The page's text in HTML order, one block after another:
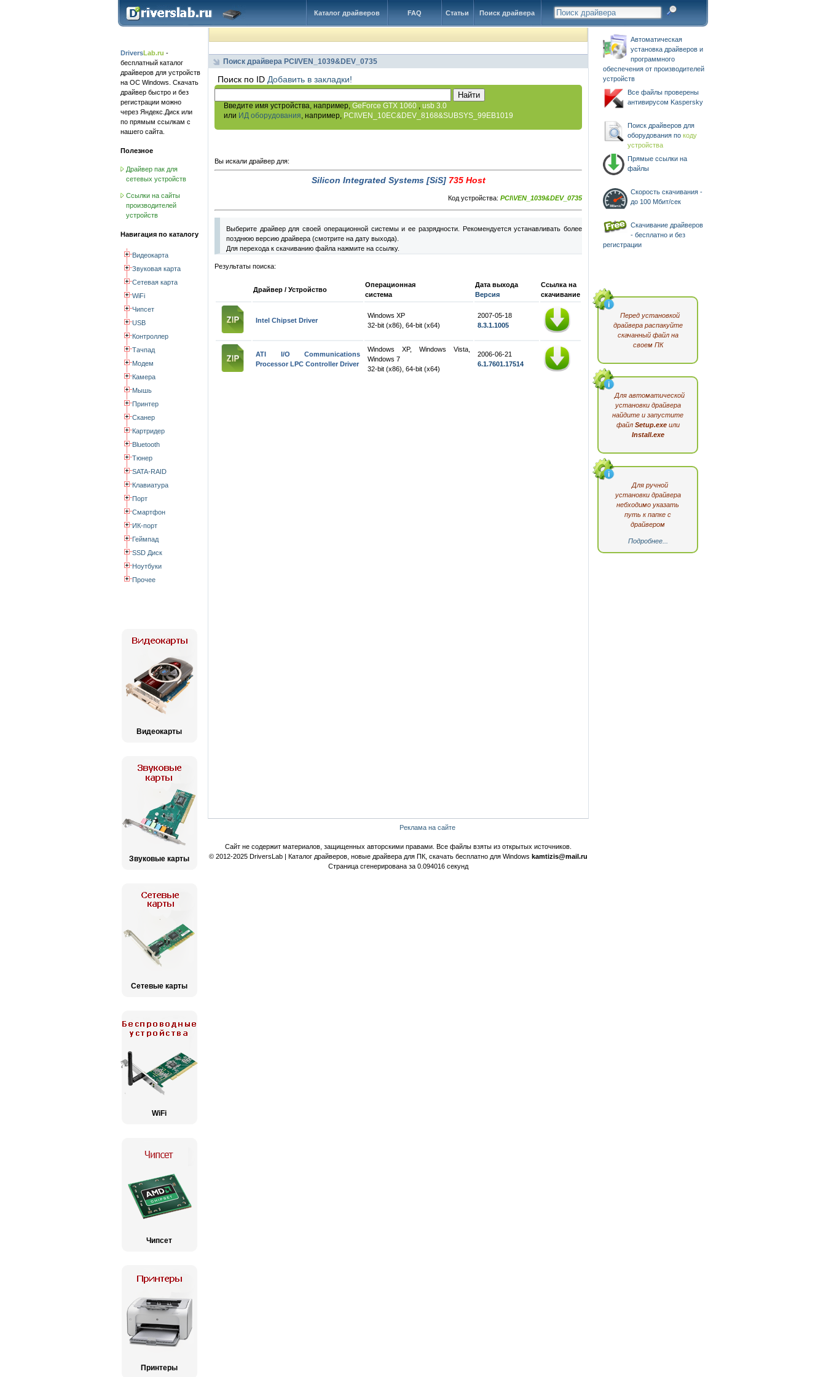
Поиск драйвера
Статьи
FAQ
Каталог драйверов
DriversLab.ru -
бесплатный каталог
драйверов для устройств
на ОС Windows. Скачать
драйвер быстро и без
регистрации можно
через Яндекс.Диск или
по прямым ссылкам с
нашего сайта.
Полезное
Драйвер пак для
сетевых устройств
Ссылки на сайты
производителей
устройств
Навигация по каталогу
Видеокарта
Звуковая карта
Сетевая карта
WiFi
Чипсет
USB
Контроллер
Тачпад
Модем
Камера
Мышь
Принтер
Сканер
Картридер
Bluetooth
Тюнер
SATA-RAID
Клавиатура
Порт
Смартфон
ИК-порт
Геймпад
SSD Диск
Ноутбуки
Прочее
Видеокарты
Звуковые карты
Сетевые карты
WiFi
Чипсет
Принтеры
Автоматическая
установка драйверов и
программного
обеспечения от производителей
устройств
Все файлы проверены
антивирусом Kaspersky
Поиск драйверов для
оборудования по коду
устройства
Прямые ссылки на
файлы
Скорость скачивания -
до 100 Мбит/сек
Скачивание драйверов
- бесплатно и без
регистрации
Перед установкой
драйвера распакуйте
скачанный файл на
своем ПК
Для автоматической
установки драйвера
найдите и запустите
файл Setup.exeили
Install.exe
Для ручной
установки драйвера
небходимо указать
путь к папке с
драйвером
Подробнее...
Поиск драйвера PCI/VEN_1039&DEV_0735
Поиск по ID Добавить в закладки!
Введите имя устройства, например, GeForce GTX 1060 , usb 3.0
или ИД оборудования, например, PCI\VEN_10EC&DEV_8168&SUBSYS_99EB1019
Вы искали драйвер для:
Silicon Integrated Systems [SiS] 735 Host
Код устройства: PCI\VEN_1039&DEV_0735
Выберите драйвер для своей операционной системы и ее разрядности. Рекомендуется устанавливать более
позднюю версию драйвера (смотрите на дату выхода).
Для перехода к скачиванию файла нажмите на ссылку.
Результаты поиска:
Драйвер / Устройство
Операционная
система
Дата выхода
Версия
Ссылка на
скачивание
Intel Chipset Driver
Windows XP
32-bit (x86), 64-bit (x64)
2007-05-18
8.3.1.1005
ATI I/O Communications
Processor LPC Controller Driver
Windows XP, Windows Vista,
Windows 7
32-bit (x86), 64-bit (x64)
2006-06-21
6.1.7601.17514
Реклама на сайте
Сайт не содержит материалов, защищенных авторскими правами. Все файлы взяты из открытых источников.
© 2012-2025 DriversLab | Каталог драйверов, новые драйвера для ПК, скачать бесплатно для Windows kamtizis@mail.ru
Страница сгенерирована за 0.094016 секунд